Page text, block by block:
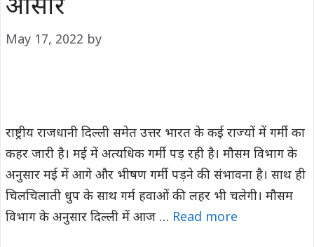
आसार
May 17, 2022 by
राष्ट्रीय राजधानी दिल्ली समेत उत्तर भारत के कई राज्यों में गर्मी का
कहर जारी है। मई में अत्यधिक गर्मी पड़ रही है। मौसम विभाग के
अनुसार मई में आगे और भीषण गर्मी पड़ने की संभावना है। साथ ही
चिलचिलाती धुप के साथ गर्म हवाओं की लहर भी चलेगी। मौसम
विभाग के अनुसार दिल्ली में आज … Read more